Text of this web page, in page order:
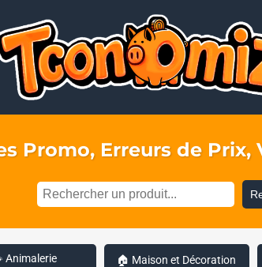
Promo, Erreurs de Prix,
Animalerie 🏠 Maison et Décoration